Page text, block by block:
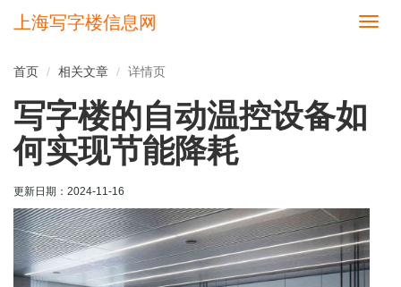
切
上海写字楼信息网
首页 相关文章 详情页
写字楼的自动温控设备如
何实现节能降耗
更新日期： 2024-11-16